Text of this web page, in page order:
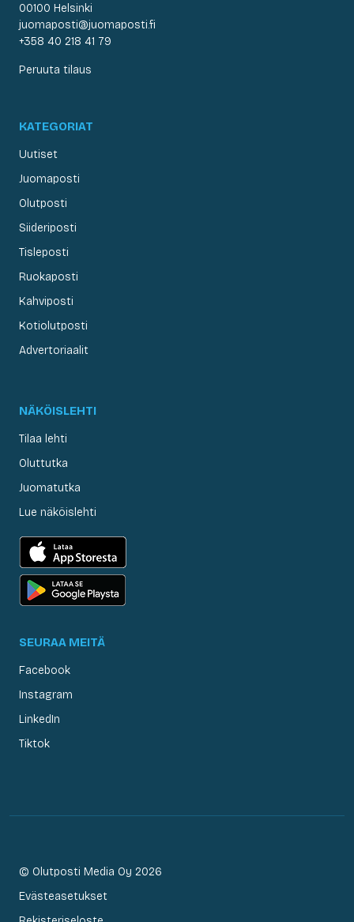
00100 Helsinki
juomaposti@juomaposti.fi
+358 40 218 41 79
Peruuta tilaus
KATEGORIAT
Uutiset
Juomaposti
Olutposti
Siideriposti
Tisleposti
Ruokaposti
Kahviposti
Kotiolutposti
Advertoriaalit
NÄKÖISLEHTI
Tilaa lehti
Oluttutka
Juomatutka
Lue näköislehti
SEURAA MEITÄ
Facebook
Instagram
LinkedIn
Tiktok
© Olutposti Media Oy 2026
Evästeasetukset